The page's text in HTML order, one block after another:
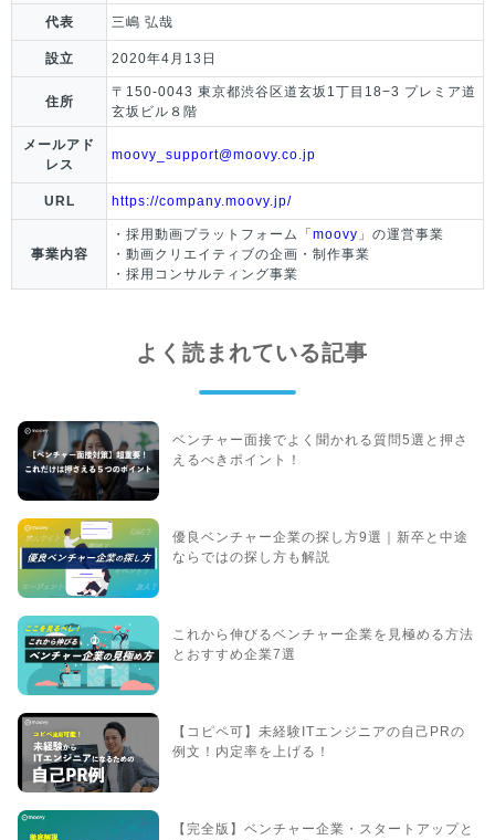
代表 三嶋 弘哉
設立 2020年4月13日
住所
〒150-0043 東京都渋谷区道玄坂1丁目18−3 プレミア道
玄坂ビル８階
メールアド
レス
moovy_support@moovy.co.jp
URL https://company.moovy.jp/
事業内容
・採用動画プラットフォーム「 moovy 」の運営事業
・動画クリエイティブの企画・制作事業
・採用コンサルティング事業
よく読まれている記事
ベンチャー面接でよく聞かれる質問5選と押さ
えるべきポイント！
優良ベンチャー企業の探し方9選｜新卒と中途
ならではの探し方も解説
これから伸びるベンチャー企業を見極める方法
とおすすめ企業7選
【コピペ可】未経験ITエンジニアの自己PRの
例文！内定率を上げる！
【完全版】ベンチャー企業・スタートアップと